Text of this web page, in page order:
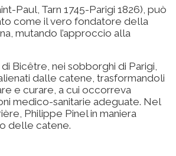
Paul, Tarn 1745-Parigi 1826), può
come il vero fondatore della
mutando l’approccio alla
di Bicêtre, nei sobborghi di Parigi,
dalle catene, trasformandoli
e curare, a cui occorreva
medico-sanitarie adeguate. Nel
Philippe Pinel in maniera
delle catene.